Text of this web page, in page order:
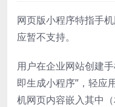
网页版小程序特指手
应暂不支持。
用户在企业网站创建
即生成小程序”，轻应
机网页内容嵌入其中